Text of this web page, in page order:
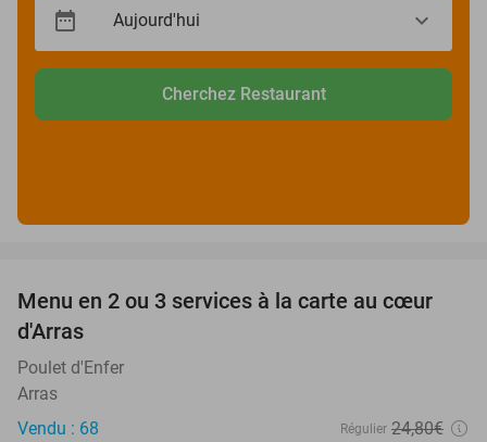
Cherchez Restaurant
32%
Menu en 2 ou 3 services à la carte au cœur
d'Arras
Poulet d'Enfer
Arras
Vendu : 68
Régulier 24,80€